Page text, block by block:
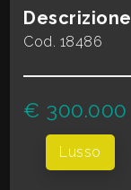
Descrizione
Cod. 18486
€ 300.000
Lusso
UN
LAVORA
CON
multiscelta
Qualsiasi